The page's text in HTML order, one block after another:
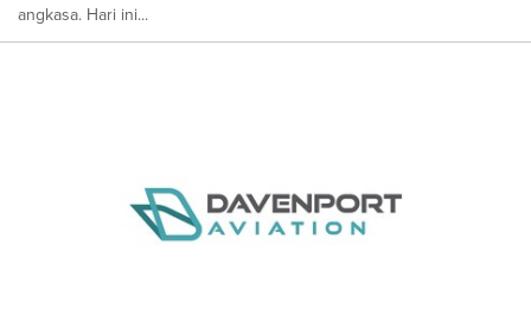
angkasa. Hari ini...